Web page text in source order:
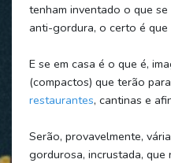
tenham inventado o que
anti-gordura, o certo é que
E se em casa é o que é,
(compactos) que terão
restaurantes, cantinas e
Serão, provavelmente,
gordurosa, incrustada, que